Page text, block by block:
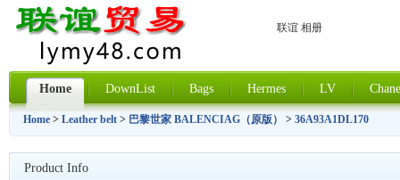
联谊 相册
Home DownList Bags Hermes LV
Home > Leather belt > 巴黎世家 BALENCIAG（原版） > 36A93A1DL170
Product Info